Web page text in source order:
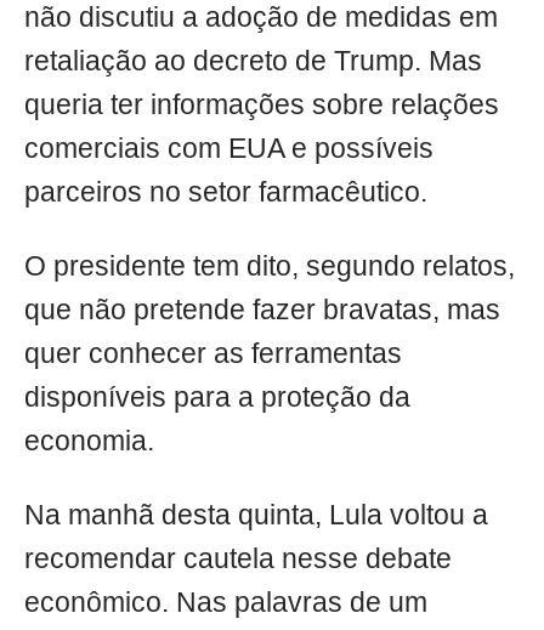
não discutiu a adoção de medidas em
retaliação ao decreto de Trump. Mas
queria ter informações sobre relações
comerciais com EUA e possíveis
parceiros no setor farmacêutico.
O presidente tem dito, segundo relatos,
que não pretende fazer bravatas, mas
quer conhecer as ferramentas
disponíveis para a proteção da
economia.
Na manhã desta quinta, Lula voltou a
recomendar cautela nesse debate
econômico. Nas palavras de um